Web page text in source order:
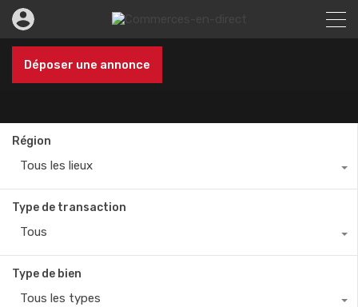
Déposer une annonce
Région
Tous les lieux
Type de transaction
Tous
Type de bien
Tous les types